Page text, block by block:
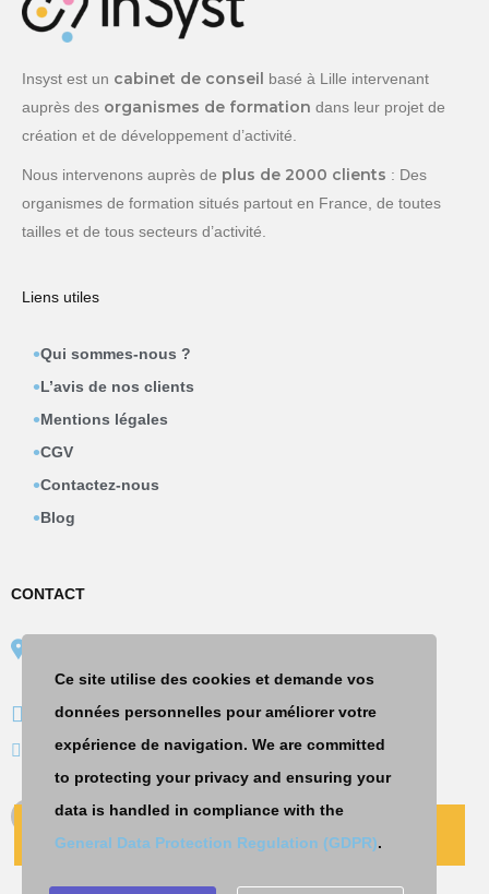
Insyst est un cabinet de conseil
basé à Lille intervenant
auprès des organismes de formation dans leur projet de
création et de développement d’activité.
Nous intervenons auprès de plus de 2000 clients : Des
organismes de formation situés partout en France, de toutes
tailles et de tous secteurs d’activité.
Liens utiles
Qui sommes-nous ?
L’avis de nos clients
Mentions légales
CGV
Contactez-nous
Blog
CONTACT
59000 LILLE
09 74 19 00 20
contact@insyst.fr
CONTACT PRENDRE UN RDV
Ce site utilise des cookies et demande vos
données personnelles pour améliorer votre
expérience de navigation. We are committed
to protecting your privacy and ensuring your
data is handled in compliance with the
General Data Protection Regulation (GDPR).